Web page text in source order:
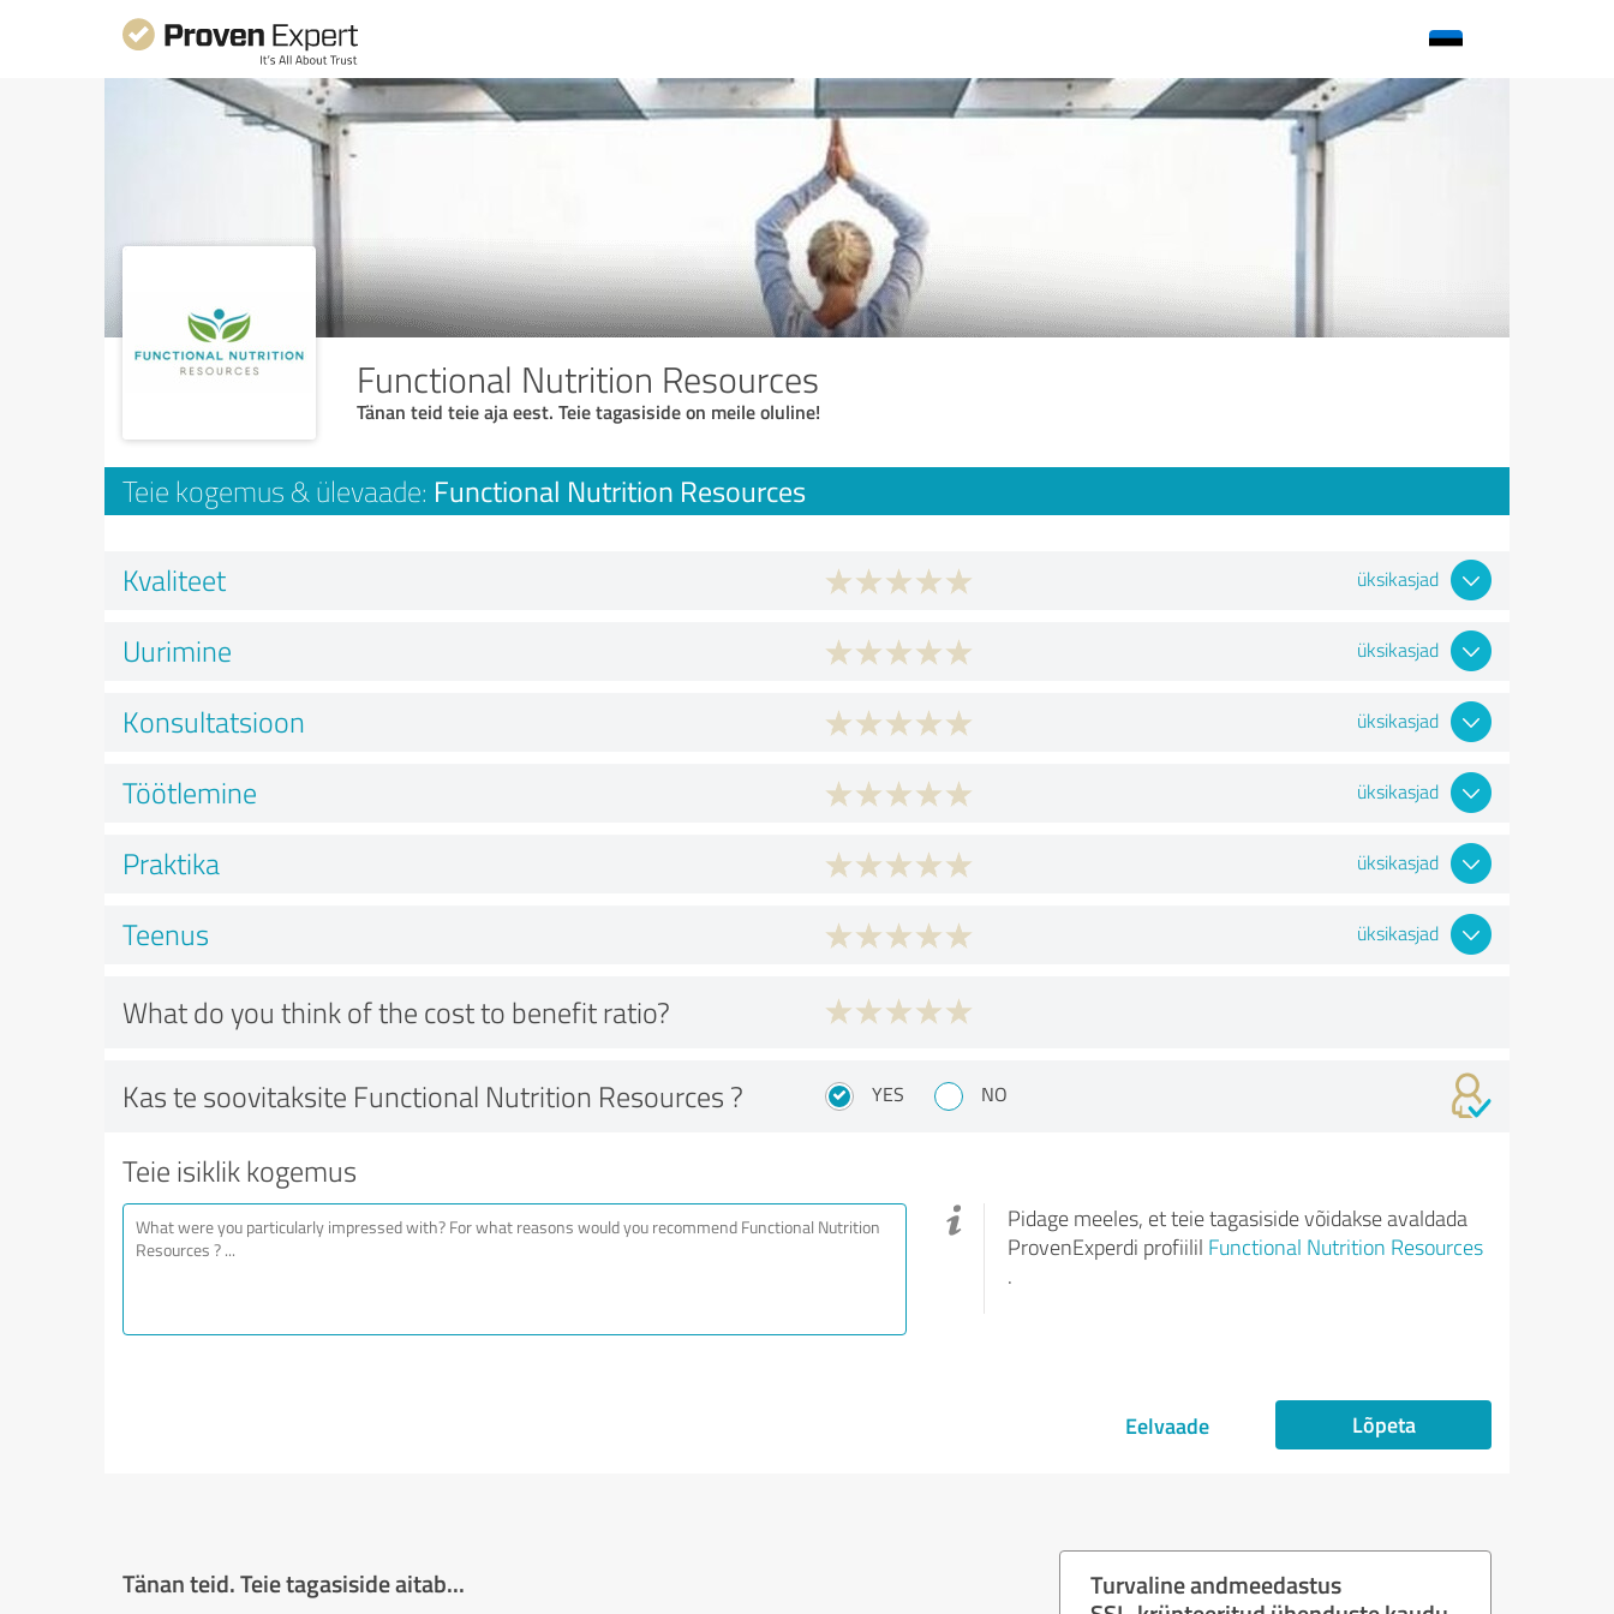
Functional Nutrition Resources
Tänan teid teie aja eest. Teie tagasiside on meile oluline!
Teie kogemus & ülevaade: Functional Nutrition Resources
Kvaliteet üksikasjad
Uurimine üksikasjad
Konsultatsioon üksikasjad
Töötlemine üksikasjad
Praktika üksikasjad
Teenus üksikasjad
What do you think of the cost to benefit ratio?
Kas te soovitaksite Functional Nutrition Resources ? YES NO
Teie isiklik kogemus
Pidage meeles, et teie tagasiside võidakse avaldada
ProvenExperdi profiilil Functional Nutrition Resources
.
Eelvaade Lõpeta
Tänan teid. Teie tagasiside aitab...
Turvaline andmeedastus